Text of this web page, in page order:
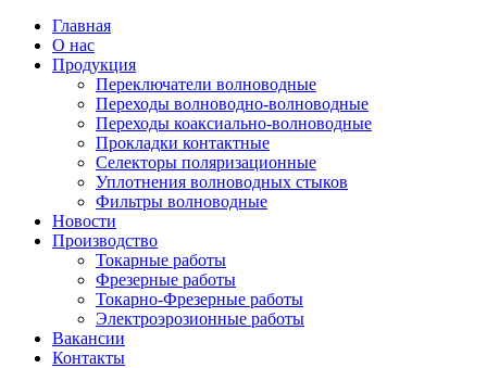
Главная
О нас
Продукция
Переключатели волноводные
Переходы волноводно-волноводные
Переходы коаксиально-волноводные
Прокладки контактные
Селекторы поляризационные
Уплотнения волноводных стыков
Фильтры волноводные
Новости
Производство
Токарные работы
Фрезерные работы
Токарно-Фрезерные работы
Электроэрозионные работы
Вакансии
Контакты